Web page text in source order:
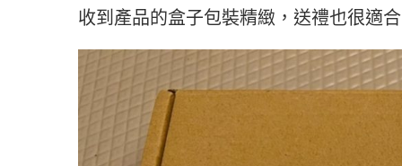
收到產品的盒子包裝精緻，送禮也很適